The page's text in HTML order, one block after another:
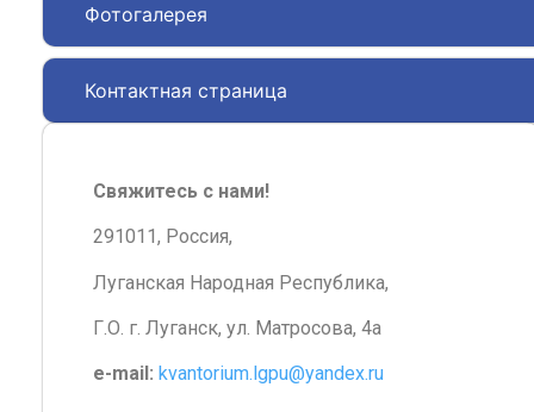
Фотогалерея
Контактная страница
Свяжитесь с нами!
291011, Россия,
Луганская Народная Республика,
Г.О. г. Луганск, ул. Матросова, 4а
e-mail: kvantorium.lgpu@yandex.ru